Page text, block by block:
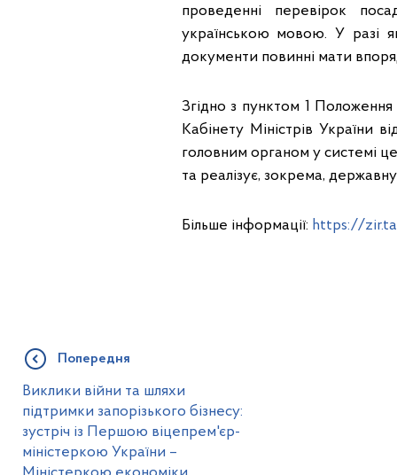
проведенні перевірок
українською мовою. У разі
документи повинні мати
Згідно з пунктом 1
Кабінету Міністрів України
головним органом у системі
та реалізує, зокрема,
Більше інформації: https://
Попередня
Виклики війни та шляхи
підтримки запорізького бізнесу:
зустріч із Першою віцепрем'єр-
міністеркою України –